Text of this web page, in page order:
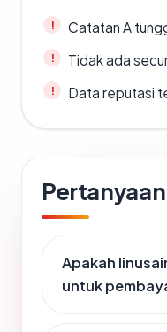
Catatan A
Tidak ada
Data reputasi
Apakah
untuk